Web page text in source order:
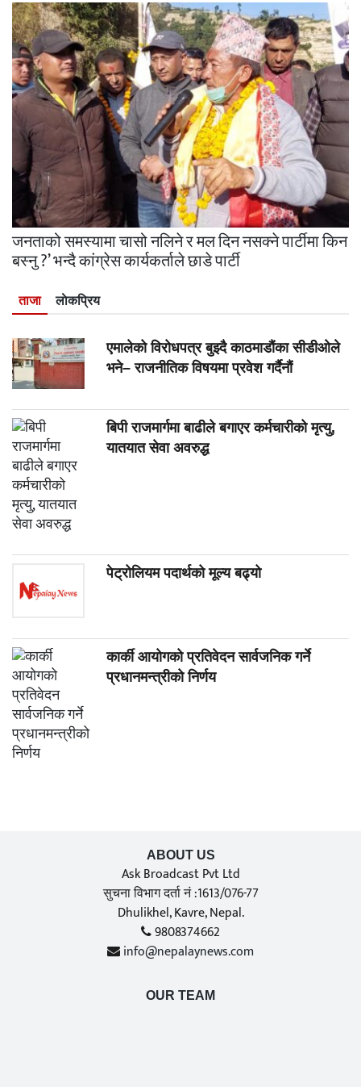
जनताको समस्यामा चासो नलिने र मल दिन नसक्ने पार्टीमा किन
बस्नु ?’ भन्दै कांग्रेस कार्यकर्ताले छाडे पार्टी
ताजा लाेकप्रिय
एमालेको विरोधपत्र बुझ्दै काठमाडौंका सीडीओले
भने– राजनीतिक विषयमा प्रवेश गर्दैनौं
बिपी राजमार्गमा बाढीले बगाएर कर्मचारीको मृत्यु,
यातयात सेवा अवरुद्ध
पेट्रोलियम पदार्थको मूल्य बढ्यो
कार्की आयोगको प्रतिवेदन सार्वजनिक गर्ने
प्रधानमन्त्रीको निर्णय
ABOUT US
Ask Broadcast Pvt Ltd
सुचना विभाग दर्ता नं :1613/076-77
Dhulikhel, Kavre, Nepal.
9808374662
info@nepalaynews.com
OUR TEAM